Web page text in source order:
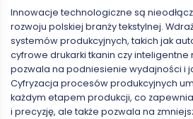
Innowacje technologiczne są
rozwoju polskiej branży tekstylnej.
systemów produkcyjnych, takich jak
cyfrowe drukarki tkanin czy inteligentne
pozwala na podniesienie wydajności i
Cyfryzacja procesów produkcyjnych
każdym etapem produkcji, co
i precyzję, ale także pozwala na